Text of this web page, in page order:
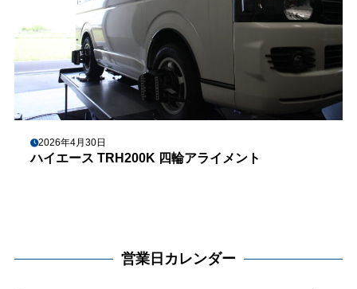
2026年4月30日
ハイエース TRH200K 四輪アライメント
営業日カレンダー